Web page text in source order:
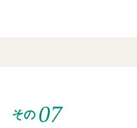
その 07